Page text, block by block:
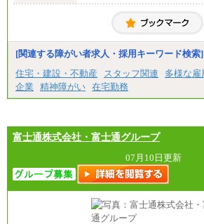
大学院卒/月給256,000円～
大学卒/月給240,000円～
短大・高専卒/月給216,000円
■特定職員※
大学院卒/月給234,000円～
大学卒/月給219,000円～
短大・高専卒/月給197,000円
※拠点型職員、特定職員の給
す。
中途：
全職種共通
月給制
226,600円～390,100円（勤務
す）
・ご経験やスキルを考慮し、
ます。
・試用期間中も同額支給しま
[関連する障がい者求人・採用キーワード検索]
住宅・建設・不動産
スタッフ関連
多様な雇
企業
精神障がい 在宅勤務
富士通株式会社・富士通グループ
07月10日更新